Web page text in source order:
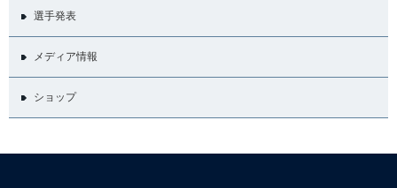
選手発表
メディア情報
ショップ